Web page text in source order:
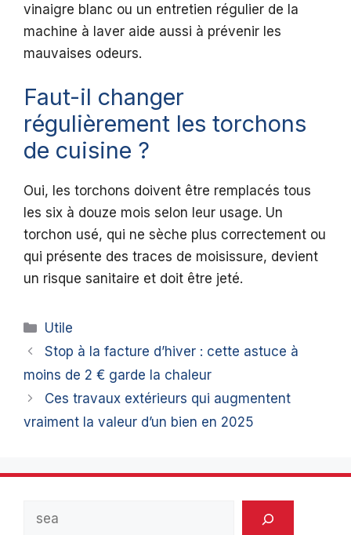
vinaigre blanc ou un entretien régulier de la
machine à laver aide aussi à prévenir les
mauvaises odeurs.
Faut-il changer
régulièrement les torchons
de cuisine ?
Oui, les torchons doivent être remplacés tous
les six à douze mois selon leur usage. Un
torchon usé, qui ne sèche plus correctement ou
qui présente des traces de moisissure, devient
un risque sanitaire et doit être jeté.
Catégories
Utile
Stop à la facture d’hiver : cette astuce à
moins de 2 € garde la chaleur
Ces travaux extérieurs qui augmentent
vraiment la valeur d’un bien en 2025